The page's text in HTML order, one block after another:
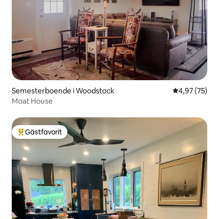
Semesterboende i Woodstock 4,97 av 5 i
4,97 (75)
Moat House
Populär gästfavorit
Gästfavorit